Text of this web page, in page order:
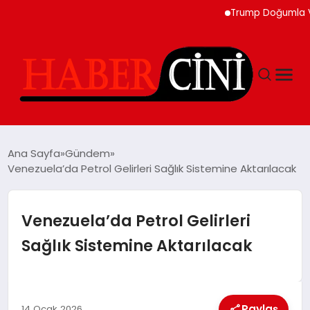
Trump Doğumla
GÜNCEL
Ana Sayfa Gündem
Venezuela’da Petrol Gelirleri Sağlık Sistemine Aktarılacak
Venezuela’da Petrol Gelirleri
Sağlık Sistemine Aktarılacak